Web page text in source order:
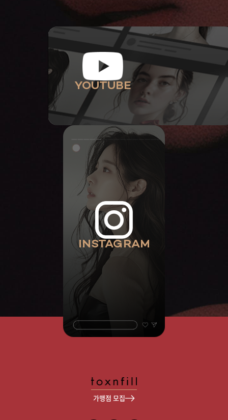
YOUTUBE
INSTAGRAM
가맹점 모집